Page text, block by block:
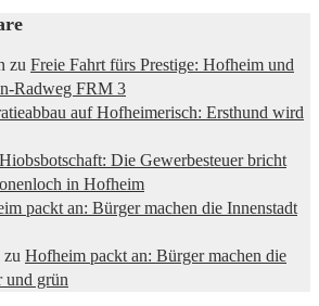
zu Freie Fahrt fürs Prestige: Hofheim und
Radweg FRM 3
auf Hofheimerisch: Ersthund wird
Die Gewerbesteuer bricht
in Hofheim
packt an: Bürger machen die Innenstadt
zu Hofheim packt an: Bürger machen die
und grün